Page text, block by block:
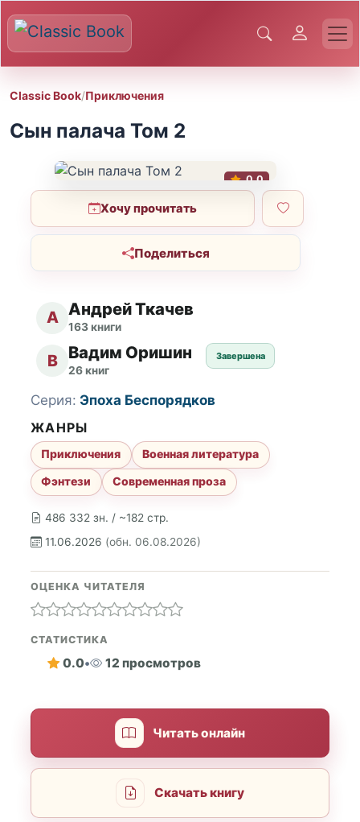
Classic Book/Приключения
Сын палача Том 2
0.0
Хочу прочитать
Поделиться
А Андрей Ткачев
163 книги
В Вадим Оришин
26 книг
Завершена
486 332 зн. / ~182 стр.
11.06.2026 (обн. 06.08.2026)
Серия: Эпоха Беспорядков
ЖАНРЫ
Приключения
Военная литература
Фэнтези
Современная проза
ОЦЕНКА ЧИТАТЕЛЯ
СТАТИСТИКА
0.0• 12 просмотров
Читать онлайн
Скачать книгу